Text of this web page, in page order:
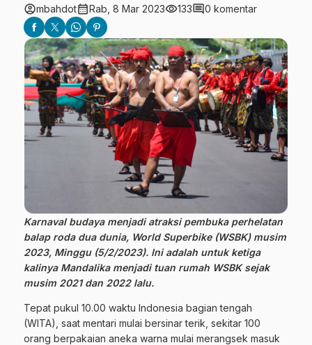
account_circlembahdotcalendar_monthRab, 8 Mar 2023visibility133comment0 komentar
Karnaval budaya menjadi atraksi pembuka perhelatan
balap roda dua dunia, World Superbike (WSBK) musim
2023, Minggu (5/2/2023). Ini adalah untuk ketiga
kalinya Mandalika menjadi tuan rumah WSBK sejak
musim 2021 dan 2022 lalu.
Tepat pukul 10.00 waktu Indonesia bagian tengah
(WITA), saat mentari mulai bersinar terik, sekitar 100
orang berpakaian aneka warna mulai merangsek masuk